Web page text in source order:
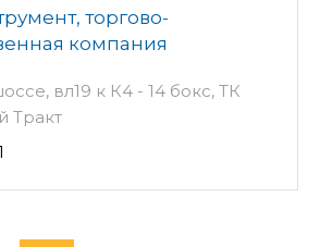
торгово-
компания
вл19 к К4 - 14 бокс, ТК
Тракт